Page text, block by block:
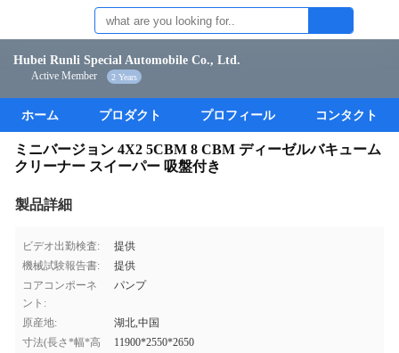
Hubei Runli Special Automobile Co., Ltd.
Active Member 2 Years
ホーム プロダクト プロフィール コンタクト
ミニバージョン 4X2 5CBM 8 CBM ディーゼルバキューム
クリーナー スイーパー 吸盤付き
製品詳細
ビデオ出勤検査:
提供
機械試験報告書:
提供
コアコンポーネ
ント:
パンプ
原産地:
湖北,中国
寸法(長さ*幅*高
11900*2550*2650